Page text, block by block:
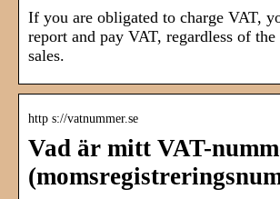
If you are obligated to charge VAT,
report and pay VAT, regardless of
sales.
http s://vatnummer.se
Vad är mitt VAT-